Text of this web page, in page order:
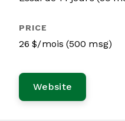
26 $/mois (500 msg)
Website